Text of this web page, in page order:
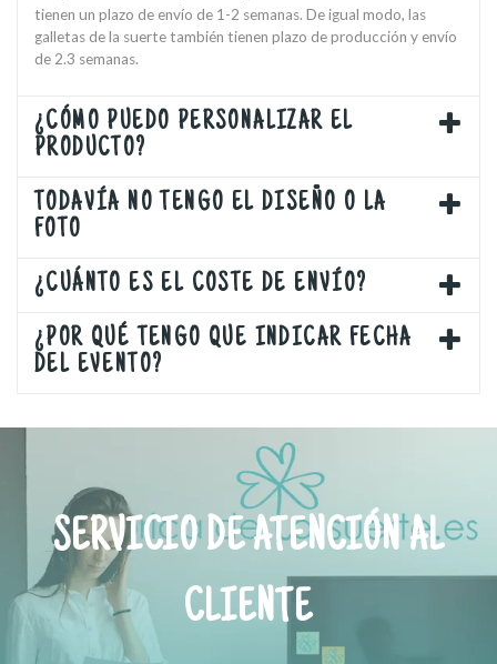
tienen un plazo de envío de 1-2 semanas. De igual modo, las
galletas de la suerte también tienen plazo de producción y envío
de 2.3 semanas.
¿CÓMO PUEDO PERSONALIZAR EL
PRODUCTO?
TODAVÍA NO TENGO EL DISEÑO O LA
FOTO
¿CUÁNTO ES EL COSTE DE ENVÍO?
¿POR QUÉ TENGO QUE INDICAR FECHA
DEL EVENTO?
SERVICIO DE ATENCIÓN AL
CLIENTE